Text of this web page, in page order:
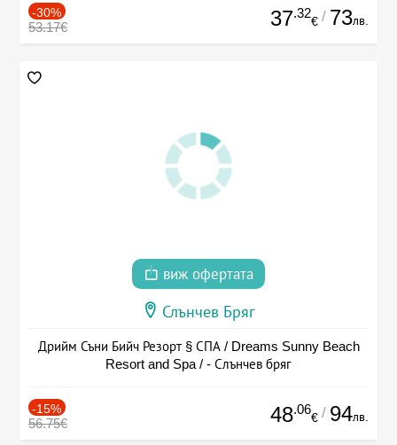
-30%
53.17€ 37.32
€ / 73лв.
виж офертата
Слънчев Бряг
Дрийм Съни Бийч Резорт § СПА / Dreams Sunny Beach
Resort and Spa / - Слънчев бряг
-15%
56.75€ 48.06
€ / 94лв.